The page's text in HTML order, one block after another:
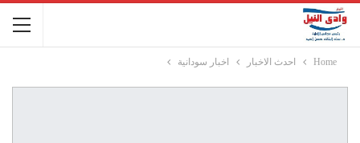
Home احدث الاخبار اخبار سودانية